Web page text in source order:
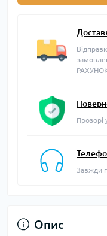
Прозорі
Завжди
Опис